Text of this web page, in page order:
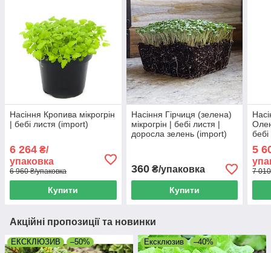
Насіння Кропива мікрогрін
| бебі листя (import)
6 264 ₴/
упаковка
6 960 ₴/упаковка
Купити
Насіння Гірчиця (зелена)
мікрогрін | бебі листя |
доросла зелень (import)
360₴/упаковка
Купити
5
7
Акційні пропозиції та новинки
ЕКСКЛЮЗИВ –50% Ексклюзив –40%